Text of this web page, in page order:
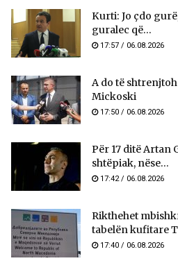
Kurti: Jo çdo
guralec që...
17:57 / 06.08.2026
A do të
Mickoski
17:50 / 06.08.2026
Për 17 ditë Artan
shtëpiak, nëse...
17:42 / 06.08.2026
Rikthehet
tabelën kufitare
17:40 / 06.08.2026